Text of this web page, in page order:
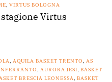
, VIRTUS BOLOGNA
Virtus
, AQUILA BASKET TRENTO, AS
, AURORA JESI, BASKET
BRESCIA LEONESSA, BASKET